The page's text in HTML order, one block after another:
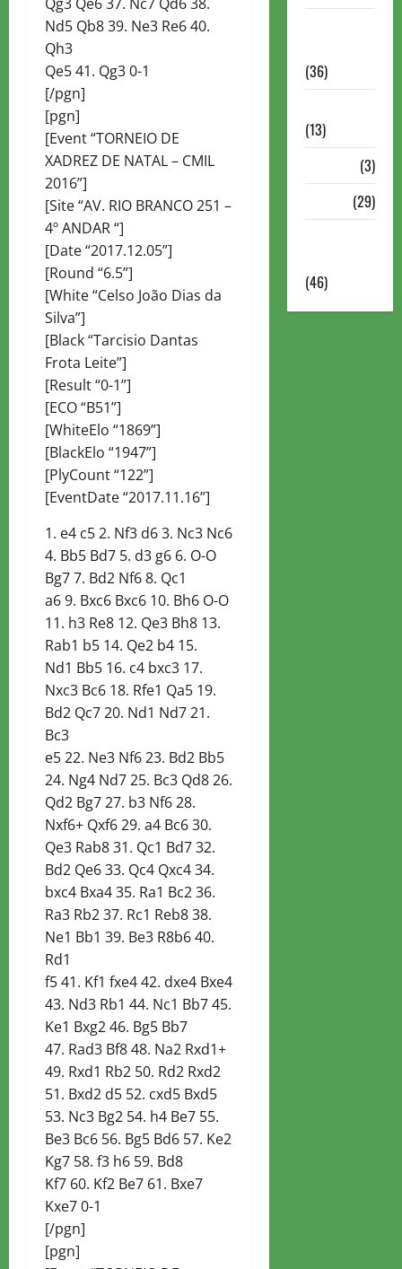
Nd5 Qb8 39. Ne3 Re6 40.
Qh3
Qe5 41. Qg3 0-1
[/pgn]
[pgn]
[Event “TORNEIO DE
XADREZ DE NATAL – CMIL
2016”]
[Site “AV. RIO BRANCO 251 –
4º ANDAR “]
[Date “2017.12.05”]
[Round “6.5”]
[White “Celso João Dias da
Silva”]
[Black “Tarcisio Dantas
Frota Leite”]
[Result “0-1”]
[ECO “B51”]
[WhiteElo “1869”]
[BlackElo “1947”]
[PlyCount “122”]
[EventDate “2017.11.16”]
1. e4 c5 2. Nf3 d6 3. Nc3 Nc6
4. Bb5 Bd7 5. d3 g6 6. O-O
Bg7 7. Bd2 Nf6 8. Qc1
a6 9. Bxc6 Bxc6 10. Bh6 O-O
11. h3 Re8 12. Qe3 Bh8 13.
Rab1 b5 14. Qe2 b4 15.
Nd1 Bb5 16. c4 bxc3 17.
Nxc3 Bc6 18. Rfe1 Qa5 19.
Bd2 Qc7 20. Nd1 Nd7 21.
Bc3
e5 22. Ne3 Nf6 23. Bd2 Bb5
24. Ng4 Nd7 25. Bc3 Qd8 26.
Qd2 Bg7 27. b3 Nf6 28.
Nxf6+ Qxf6 29. a4 Bc6 30.
Qe3 Rab8 31. Qc1 Bd7 32.
Bd2 Qe6 33. Qc4 Qxc4 34.
bxc4 Bxa4 35. Ra1 Bc2 36.
Ra3 Rb2 37. Rc1 Reb8 38.
Ne1 Bb1 39. Be3 R8b6 40.
Rd1
f5 41. Kf1 fxe4 42. dxe4 Bxe4
43. Nd3 Rb1 44. Nc1 Bb7 45.
Ke1 Bxg2 46. Bg5 Bb7
47. Rad3 Bf8 48. Na2 Rxd1+
49. Rxd1 Rb2 50. Rd2 Rxd2
51. Bxd2 d5 52. cxd5 Bxd5
53. Nc3 Bg2 54. h4 Be7 55.
Be3 Bc6 56. Bg5 Bd6 57. Ke2
Kg7 58. f3 h6 59. Bd8
Kf7 60. Kf2 Be7 61. Bxe7
Kxe7 0-1
[/pgn]
[pgn]
(36)
(13)
(3)
(29)
(46)